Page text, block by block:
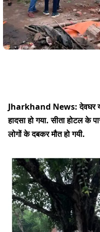
Jharkhand News: देवघर
हादसा हो गया. सीता होटल के
लोगों के दबकर मौत हो गयी.